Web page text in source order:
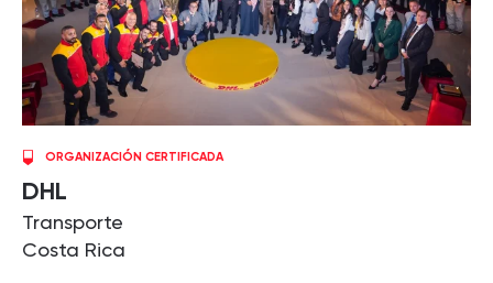
ORGANIZACIÓN CERTIFICADA
DHL
Transporte
Costa Rica